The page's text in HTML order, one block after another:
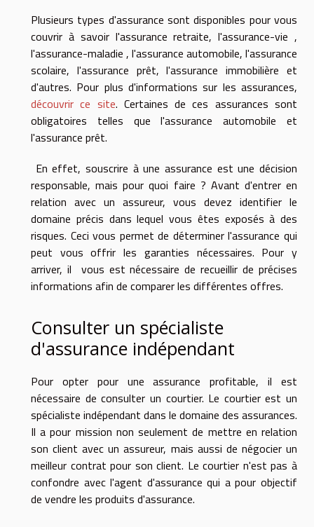
Plusieurs types d'assurance sont disponibles pour vous
couvrir à savoir l'assurance retraite, l'assurance-vie ,
l'assurance-maladie , l'assurance automobile, l'assurance
scolaire, l'assurance prêt, l'assurance immobilière et
d'autres. Pour plus d'informations sur les assurances,
découvrir ce site. Certaines de ces assurances sont
obligatoires telles que l'assurance automobile et
l'assurance prêt.
En effet, souscrire à une assurance est une décision
responsable, mais pour quoi faire ? Avant d'entrer en
relation avec un assureur, vous devez identifier le
domaine précis dans lequel vous êtes exposés à des
risques. Ceci vous permet de déterminer l'assurance qui
peut vous offrir les garanties nécessaires. Pour y
arriver, il vous est nécessaire de recueillir de précises
informations afin de comparer les différentes offres.
Consulter un spécialiste
d'assurance indépendant
Pour opter pour une assurance profitable, il est
nécessaire de consulter un courtier. Le courtier est un
spécialiste indépendant dans le domaine des assurances.
Il a pour mission non seulement de mettre en relation
son client avec un assureur, mais aussi de négocier un
meilleur contrat pour son client. Le courtier n'est pas à
confondre avec l'agent d'assurance qui a pour objectif
de vendre les produits d'assurance.